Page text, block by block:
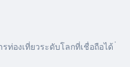
องเที่ยวระดับโลกที่เชื่อถือได้